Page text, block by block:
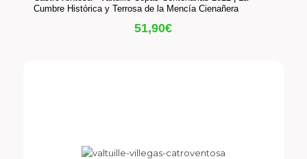
Cumbre Histórica y Terrosa de la Mencía Cienañera
51,90€